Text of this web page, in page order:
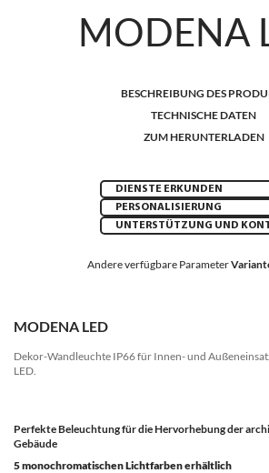
MODENA
BESCHREIBUNG DES
TECHNISCHE DATEN
ZUM HERUNTERLADEN
DIENSTE ERKUNDEN
PERSONALISIERUNG
UNTERSTÜTZUNG UND
Andere verfügbare Parameter
MODENA LED
Dekor-Wandleuchte IP66 für Innen- und
LED.
Perfekte Beleuchtung für die Hervorhebung der
Gebäude
5 monochromatischen Lichtfarben erhältlich